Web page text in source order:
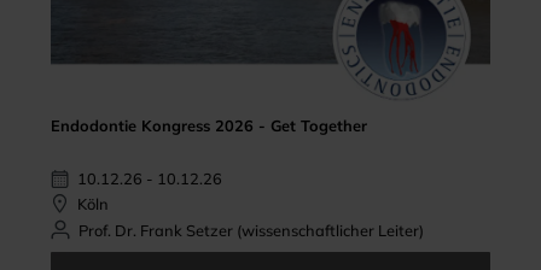
Endodontie Kongress 2026 - Get Together
10.12.26 - 10.12.26
Köln
Prof. Dr. Frank Setzer (wissenschaftlicher Leiter)